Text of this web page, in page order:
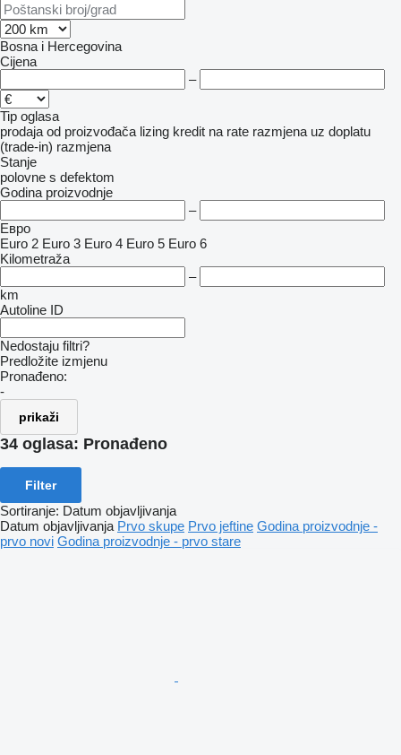
Bosna i Hercegovina
Cijena
–
Tip oglasa
prodaja od proizvođača lizing kredit na rate razmjena uz doplatu
(trade-in) razmjena
Stanje
polovne s defektom
Godina proizvodnje
–
Евро
Euro 2 Euro 3 Euro 4 Euro 5 Euro 6
Kilometraža
–
km
Autoline ID
Nedostaju filtri?
Predložite izmjenu
Pronađeno:
-
prikaži
34 oglasa: Pronađeno
Filter
Sortiranje: Datum objavljivanja
Datum objavljivanja Prvo skupe Prvo jeftine Godina proizvodnje -
prvo novi Godina proizvodnje - prvo stare